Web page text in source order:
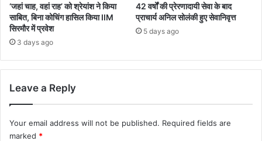
‘जहां चाह, वहां राह’ को श्रेयांश ने किया
साबित, बिना कोचिंग हासिल किया IIM
सिरमौर में प्रवेश
3 days ago
42 वर्षों की प्रेरणादायी सेवा के बाद
प्राचार्य अनिल सोलंकी हुए सेवानिवृत्त
5 days ago
Leave a Reply
Your email address will not be published. Required fields are
marked *